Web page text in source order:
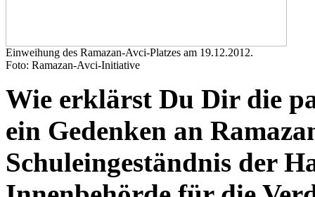
Einweihung des Ramazan-Avci-Platzes am 19.12.2012.
Foto: Ramazan-Avci-Initiative
Wie erklärst Du Dir die
ein Gedenken an
Schuleingeständnis der